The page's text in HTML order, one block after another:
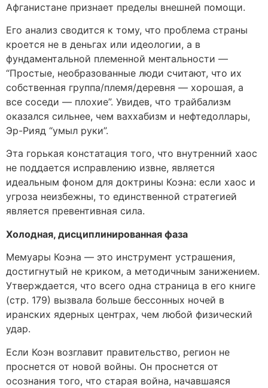
Афганистане признает пределы внешней помощи.
Его анализ сводится к тому, что проблема страны
кроется не в деньгах или идеологии, а в
фундаментальной племенной ментальности —
“Простые, необразованные люди считают, что их
собственная группа/племя/деревня — хорошая, а
все соседи — плохие”. Увидев, что трайбализм
оказался сильнее, чем ваххабизм и нефтедоллары,
Эр-Рияд “умыл руки”.
Эта горькая констатация того, что внутренний хаос
не поддается исправлению извне, является
идеальным фоном для доктрины Коэна: если хаос и
угроза неизбежны, то единственной стратегией
является превентивная сила.
Холодная, дисциплинированная фаза
Мемуары Коэна — это инструмент устрашения,
достигнутый не криком, а методичным занижением.
Утверждается, что всего одна страница в его книге
(стр. 179) вызвала больше бессонных ночей в
иранских ядерных центрах, чем любой физический
удар.
Если Коэн возглавит правительство, регион не
проснется от новой войны. Он проснется от
осознания того, что старая война, начавшаяся